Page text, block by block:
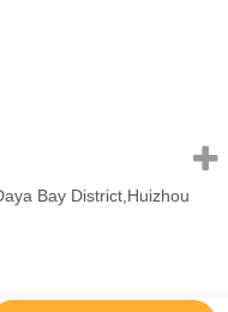
Bay District,Huizhou